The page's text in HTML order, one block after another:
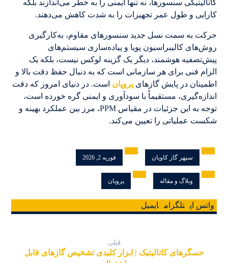
کاتالیتیکی سنسورها، نه تنها ایمنی را به خطر می‌اندازند بلکه
کارایی و طول عمر تجهیزات را به شدت کاهش می‌دهند.
حرکت به سمت نسل جدید سنسورهای مقاوم، به‌کارگیری
روش‌های کالیبراسیون پویا و پیاده‌سازی سیستم‌های
پیش‌تصفیه هوشمند، دیگر یک گزینه لوکس نیست، بلکه یک
الزام فنی برای هر سازمانی است که به دنبال حفظ دقت بالا و
اطمینان در پایش گازهایپروپان است. در دنیای امروز که دقت
اندازه‌گیری، مستقیماً با سودآوری و ایمنی گره خورده است،
توجه به این جزئیات در مقیاس PPM، مرز بین عملکرد بهینه و
شکست عملیاتی را تعیین می‌کند.
سپهر گاز کاویان فوریه 2, 2026
وبلاگ و مقاله پروپان
واتس اپ تلگرام ایمیل
قبلی
حسگرهای کاتالیتیک | ابزار کلیدی تشخیص گازهای قابل